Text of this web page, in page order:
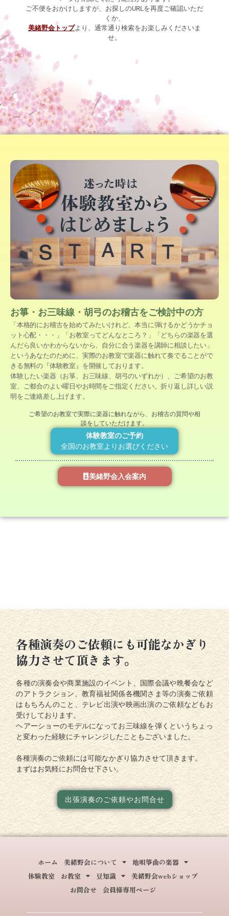
ご不便をおかけしますが、お探しのURLを再度ご確認いただ
くか、
美緒野会トップより、通常通り検索をお楽しみくださいま
せ。
お箏・お三味線・胡弓のお稽古をご検討中の方
「本格的にお稽古を始めてみたいけれど、本当に弾けるかどうかチョ
ット心配・・・」「お教室ってどんなところ？」「どちらの楽器を選
んだら良いかわからないから、自分に合う楽器を講師に相談したい」
というあなたのために、実際のお教室で楽器に触れて奏でることがで
きる無料の『体験教室』を開催しております。
体験したい楽器（お箏、お三味線、胡弓のいずれか）、ご希望のお教
室、ご都合のよい曜日やお時間をご指定ください。折り返し詳しい説
明をご連絡差し上げます。
ご希望のお教室で実際に楽器に触れながら、お稽古の質問や相
談をしていただけます。
体験教室のご予約
全国のお教室よりお選びください
美緒野会入会案内
各種演奏のご依頼にも可能なかぎり
協力させて頂きます。
各種の演奏会や商業施設のイベント、国際会議や晩餐会など
のアトラクション、教育福祉関係各機関さま等の演奏ご依頼
はもちろんのこと、テレビ出演や映画出演のご依頼などもお
受けしております。
ヘアーショーのモデルになってお三味線を弾くというちょっ
と変わった経験にチャレンジしたこともございました。
各種演奏のご依頼には可能なかぎり協力させて頂きます。
まずはお気軽にお問合せ下さい。
出張演奏のご依頼やお問合せ
ホーム 美緒野会について
地唄箏曲の楽器
体験教室
お教室 豆知識
美緒野会webショップ
お問合せ
会員様専用ページ